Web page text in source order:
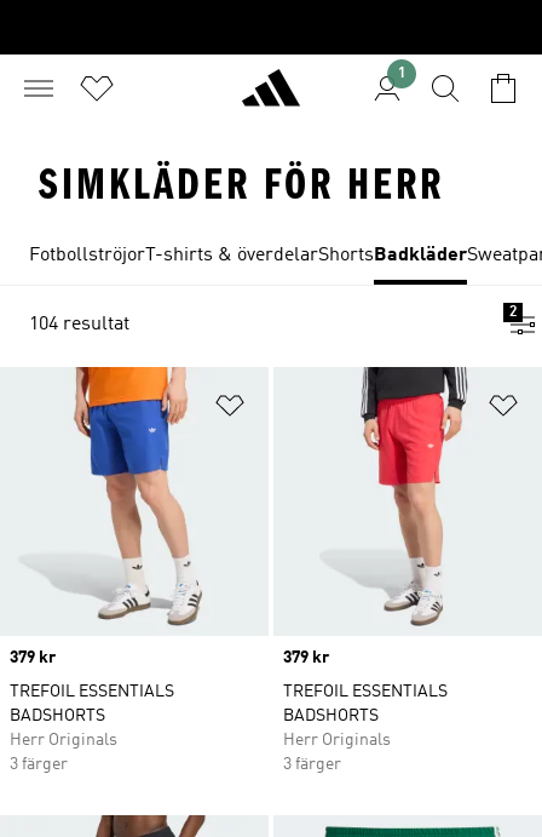
1
SIMKLÄDER FÖR HERR
Fotbollströjor T-shirts & överdelarShorts Badkläder
104 resultat
2
Lägg till på önskelistan
Price
379 kr
TREFOIL ESSENTIALS
BADSHORTS
Herr Originals
3 färger
Price
379 kr
TREFOIL ESSENTIALS
BADSHORTS
Herr Originals
3 färger